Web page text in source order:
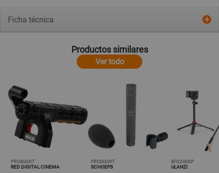
Ficha técnica
Productos similares
Ver todo
PROSMART
RED DIGITAL CINEMA
PROSMART
SCHOEPS
IBYZASHOP
ULANZI